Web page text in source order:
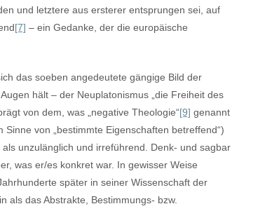
und letztere aus ersterer entsprungen sei, auf
[7] – ein Gedanke, der die europäische
das soeben angedeutete gängige Bild der
hält – der Neuplatonismus „die Freiheit des
von dem, was „negative Theologie“[9] genannt
von „bestimmte Eigenschaften betreffend“)
unzulänglich und irreführend. Denk- und sagbar
was er/es konkret war. In gewisser Weise
später in seiner Wissenschaft der
als das Abstrakte, Bestimmungs- bzw.